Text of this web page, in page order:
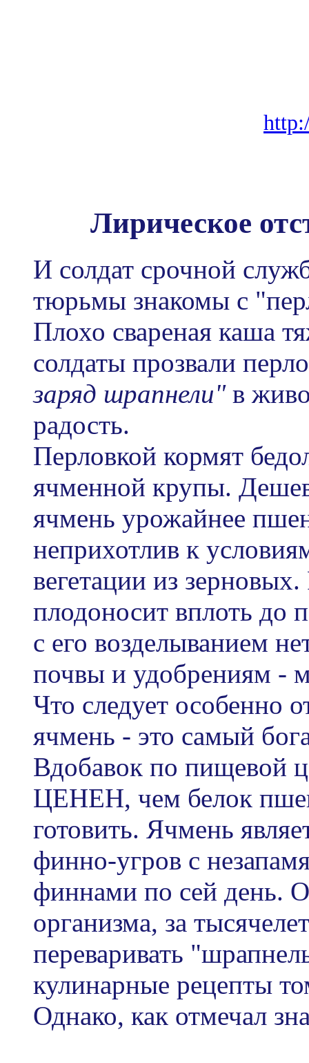
Лирическое
И солдат срочной
тюрьмы знакомы с
Плохо свареная каша
солдаты прозвали
заряд шрапнели"в
радость.
Перловкой кормят
ячменной крупы.
ячмень урожайнее
неприхотлив к
вегетации из
плодоносит вплоть до
с его возделыванием
почвы и удобрениям -
Что следует особенно
ячмень - это самый
Вдобавок по пищевой
ЦЕНЕН, чем белок
готовить. Ячмень
финно-угров с
финнами по сей день.
организма, за
переваривать
кулинарные рецепты
Однако, как отмечал